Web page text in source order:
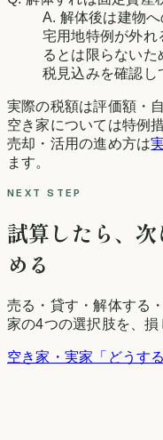
A. 解体後は建物
宅用地特例が外れ
るとは限らない
税見込みを確認し
実際の税額は評価額・
空き家については特例
売却・活用の進め方は
ます。
NEXT STEP
試算したら、
める
売る・貸す・解体す
家の4つの選択肢を、損
空き家・実家「どうす